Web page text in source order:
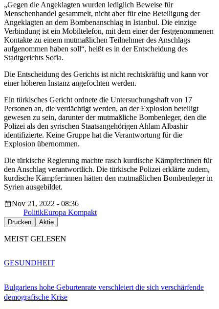
„Gegen die Angeklagten wurden lediglich Beweise für
Menschenhandel gesammelt, nicht aber für eine Beteiligung der
Angeklagten an dem Bombenanschlag in Istanbul. Die einzige
Verbindung ist ein Mobiltelefon, mit dem einer der festgenommenen
Kontakte zu einem mutmaßlichen Teilnehmer des Anschlags
aufgenommen haben soll“, heißt es in der Entscheidung des
Stadtgerichts Sofia.
Die Entscheidung des Gerichts ist nicht rechtskräftig und kann vor
einer höheren Instanz angefochten werden.
Ein türkisches Gericht ordnete die Untersuchungshaft von 17
Personen an, die verdächtigt werden, an der Explosion beteiligt
gewesen zu sein, darunter der mutmaßliche Bombenleger, den die
Polizei als den syrischen Staatsangehörigen Ahlam Albashir
identifizierte. Keine Gruppe hat die Verantwortung für die
Explosion übernommen.
Die türkische Regierung machte rasch kurdische Kämpfer:innen für
den Anschlag verantwortlich. Die türkische Polizei erklärte zudem,
kurdische Kämpfer:innen hätten den mutmaßlichen Bombenleger in
Syrien ausgebildet.
Nov 21, 2022 - 08:36
PolitikEuropa Kompakt
Drucken Aktie
MEIST GELESEN
Bulgariens hohe Geburtenrate verschleiert die sich verschärfende
demografische Krise
GESUNDHEIT